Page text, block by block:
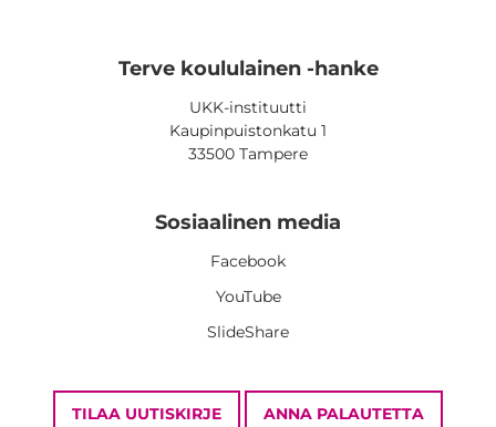
Terve koululainen -hanke
UKK-instituutti
Kaupinpuistonkatu 1
33500 Tampere
Sosiaalinen media
Facebook
YouTube
SlideShare
TILAA UUTISKIRJE ANNA PALAUTETTA